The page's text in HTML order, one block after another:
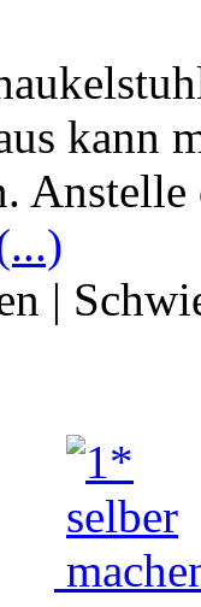
kann
|